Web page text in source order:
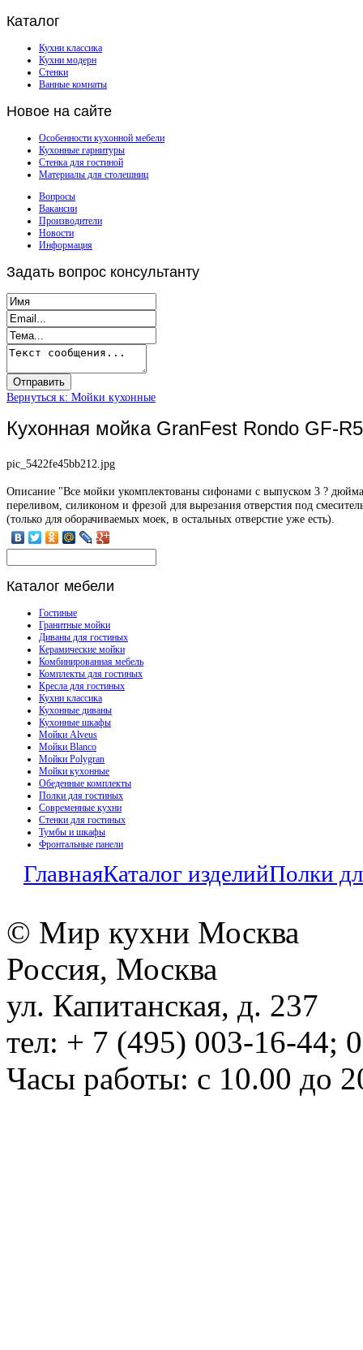
Каталог
Кухни классика
Кухни модерн
Стенки
Ванные комнаты
Новое на сайте
Особенности кухонной мебели
Кухонные гарнитуры
Стенка для гостиной
Материалы для столешниц
Вопросы
Вакансии
Производители
Новости
Информация
Задать вопрос консультанту
Вернуться к: Мойки кухонные
Кухонная мойка GranFest Rondo GF-
pic_5422fe45bb212.jpg
Описание "Все мойки укомплектованы сифонами с выпуском 3 ?
переливом, силиконом и фрезой для вырезания отверстия под
(только для оборачиваемых моек, в остальных отверстие уже есть).
Каталог мебели
Гостиные
Гранитные мойки
Диваны для гостиных
Керамические мойки
Комбинированная мебель
Комплекты для гостиных
Кресла для гостиных
Кухни классика
Кухонные диваны
Кухонные шкафы
Мойки Alveus
Мойки Blanco
Мойки Polygran
Мойки кухонные
Обеденные комплекты
Полки для гостиных
Современные кухни
Стенки для гостиных
Тумбы и шкафы
Фронтальные панели
ГлавнаяКаталог изделийПолки
© Мир кухни Москва
Россия, Москва
ул. Капитанская, д. 237
тел: + 7 (495) 003-16-44;
Часы работы: с 10.00 до